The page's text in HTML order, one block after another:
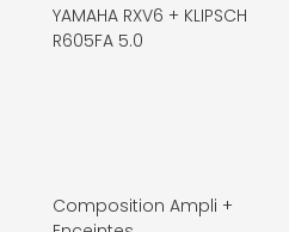
YAMAHA RXV6 + KLIPSCH
R605FA 5.0
Composition Ampli +